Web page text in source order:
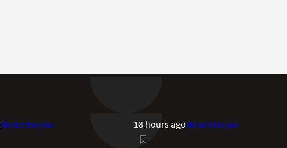
Инвестиции 18 hours agoИнвестиции